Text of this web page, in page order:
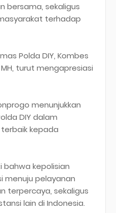
bersama, sekaligus
terhadap
Polda DIY, Kombes
MH, turut mengapresiasi
menunjukkan
DIY dalam
kepada
bahwa kepolisian
menuju pelayanan
terpercaya, sekaligus
lain di Indonesia.